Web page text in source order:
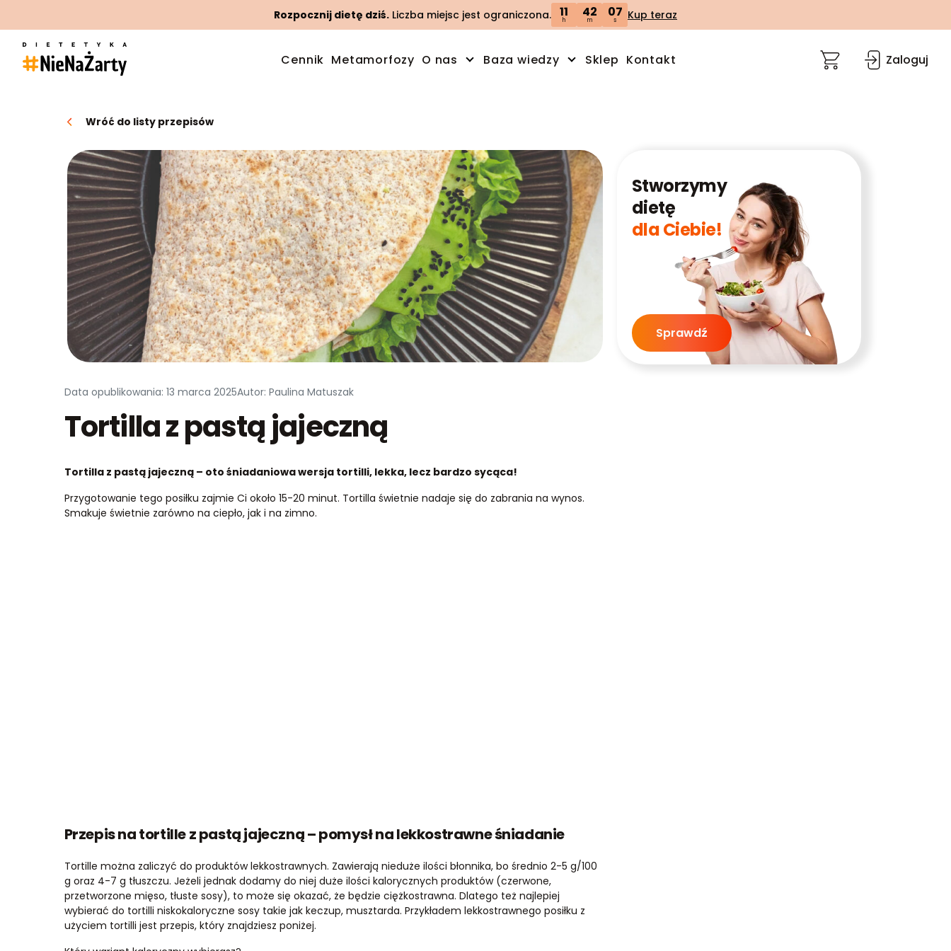
Rozpocznij dietę dziś. Liczba miejsc jest ograniczona. 11
h
42
m
06
s Kup teraz
Cennik Metamorfozy O nas Baza wiedzy Sklep Kontakt Zaloguj
Wróć do listy przepisów
Data opublikowania: 13 marca 2025Autor: Paulina Matuszak
Tortilla z pastą jajeczną
Tortilla z pastą jajeczną – oto śniadaniowa wersja tortilli, lekka, lecz bardzo sycąca!
Przygotowanie tego posiłku zajmie Ci około 15-20 minut. Tortilla świetnie nadaje się do zabrania na wynos.
Smakuje świetnie zarówno na ciepło, jak i na zimno.
Przepis na tortille z pastą jajeczną – pomysł na lekkostrawne śniadanie
Tortille można zaliczyć do produktów lekkostrawnych. Zawierają nieduże ilości błonnika, bo średnio 2-5 g/100
g oraz 4-7 g tłuszczu. Jeżeli jednak dodamy do niej duże ilości kalorycznych produktów (czerwone,
przetworzone mięso, tłuste sosy), to może się okazać, że będzie ciężkostrawna. Dlatego też najlepiej
wybierać do tortilli niskokaloryczne sosy takie jak keczup, musztarda. Przykładem lekkostrawnego posiłku z
użyciem tortilli jest przepis, który znajdziesz poniżej.
Stworzymy
dietę
dla Ciebie!
Sprawdź